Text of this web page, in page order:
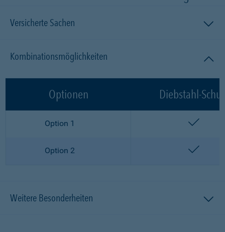
Versicherte Sachen
Kombinationsmöglichkeiten
Optionen Diebstahl-
Option 1
Option 2
Weitere Besonderheiten